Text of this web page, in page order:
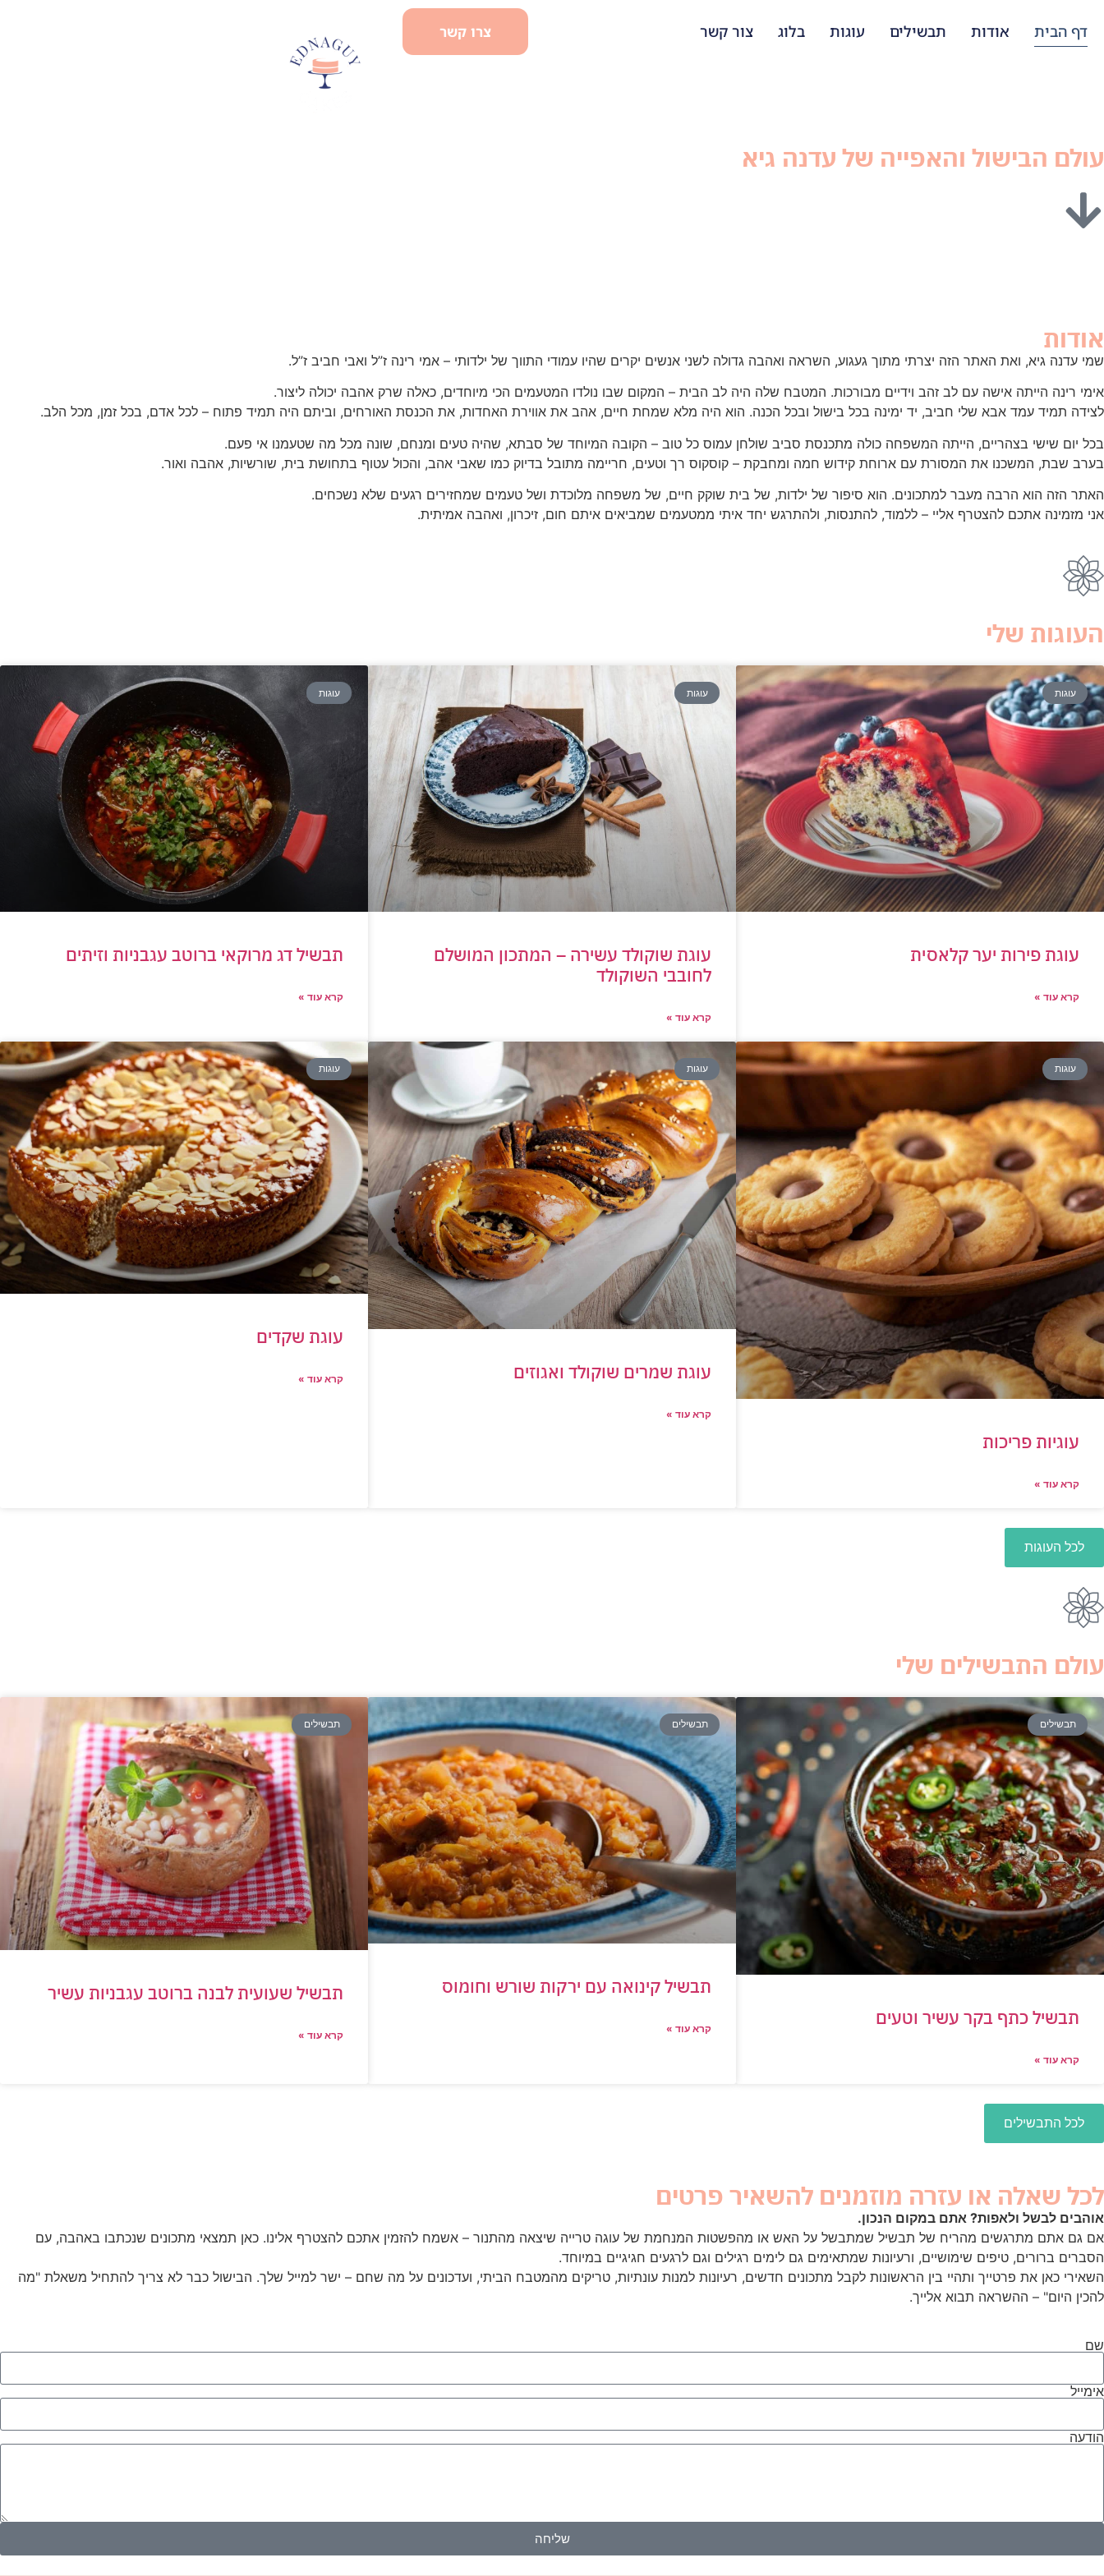
דף הבית אודות תבשילים עוגות בלוג צור קשר צרו קשר
עולם הבישול והאפייה של עדנה גיא
אודות
שמי עדנה גיא, ואת האתר הזה יצרתי מתוך געגוע, השראה ואהבה גדולה לשני אנשים יקרים שהיו עמודי התווך של ילדותי – אמי רינה ז”ל ואבי חביב ז”ל.
אימי רינה הייתה אישה עם לב זהב וידיים מבורכות. המטבח שלה היה לב הבית – המקום שבו נולדו המטעמים הכי מיוחדים, כאלה שרק אהבה יכולה ליצור.
לצידה תמיד עמד אבא שלי חביב, יד ימינה בכל בישול ובכל הכנה. הוא היה מלא שמחת חיים, אהב את אווירת האחדות, את הכנסת האורחים, וביתם היה תמיד פתוח – לכל אדם, בכל זמן, מכל הלב.
בכל יום שישי בצהריים, הייתה המשפחה כולה מתכנסת סביב שולחן עמוס כל טוב – הקובה המיוחד של סבתא, שהיה טעים ומנחם, שונה מכל מה שטעמנו אי פעם.
בערב שבת, המשכנו את המסורת עם ארוחת קידוש חמה ומחבקת – קוסקוס רך וטעים, חריימה מתובל בדיוק כמו שאבי אהב, והכול עטוף בתחושת בית, שורשיות, אהבה ואור.
האתר הזה הוא הרבה מעבר למתכונים. הוא סיפור של ילדות, של בית שוקק חיים, של משפחה מלוכדת ושל טעמים שמחזירים רגעים שלא נשכחים.
אני מזמינה אתכם להצטרף אליי – ללמוד, להתנסות, ולהתרגש יחד איתי ממטעמים שמביאים איתם חום, זיכרון, ואהבה אמיתית.
העוגות שלי
עוגות
עוגת פירות יער קלאסית
קרא עוד »
עוגות
עוגת שוקולד עשירה – המתכון המושלם
לחובבי השוקולד
קרא עוד »
עוגות
תבשיל דג מרוקאי ברוטב עגבניות וזיתים
קרא עוד »
עוגות
עוגיות פריכות
קרא עוד »
עוגות
עוגת שמרים שוקולד ואגוזים
קרא עוד »
עוגות
עוגת שקדים
קרא עוד »
לכל העוגות
עולם התבשילים שלי
תבשילים
תבשיל כתף בקר עשיר וטעים
קרא עוד »
תבשילים
תבשיל קינואה עם ירקות שורש וחומוס
קרא עוד »
תבשילים
תבשיל שעועית לבנה ברוטב עגבניות עשיר
קרא עוד »
לכל התבשילים
לכל שאלה או עזרה מוזמנים להשאיר פרטים
אוהבים לבשל ולאפות? אתם במקום הנכון.
אם גם אתם מתרגשים מהריח של תבשיל שמתבשל על האש או מהפשטות המנחמת של עוגה טרייה שיצאה מהתנור – אשמח להזמין אתכם להצטרף אלינו. כאן תמצאי מתכונים שנכתבו באהבה, עם
הסברים ברורים, טיפים שימושיים, ורעיונות שמתאימים גם לימים רגילים וגם לרגעים חגיגיים במיוחד.
השאירי כאן את פרטייך ותהיי בין הראשונות לקבל מתכונים חדשים, רעיונות למנות עונתיות, טריקים מהמטבח הביתי, ועדכונים על מה שחם – ישר למייל שלך. הבישול כבר לא צריך להתחיל משאלת "מה
להכין היום" – ההשראה תבוא אלייך.
שם
אימייל
הודעה
שליחה